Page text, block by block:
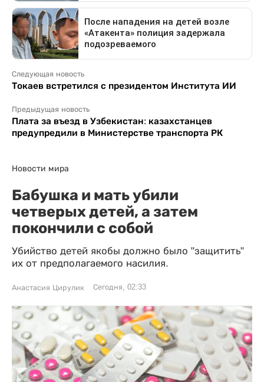
Следующая новость
Токаев встретился с президентом Института ИИ
Предыдущая новость
Плата за въезд в Узбекистан: казахстанцев
предупредили в Министерстве транспорта РК
Новости мира
Бабушка и мать убили
четверых детей, а затем
покончили с собой
Убийство детей якобы должно было "защитить"
их от предполагаемого насилия.
Анастасия Цирулик Сегодня, 02:33